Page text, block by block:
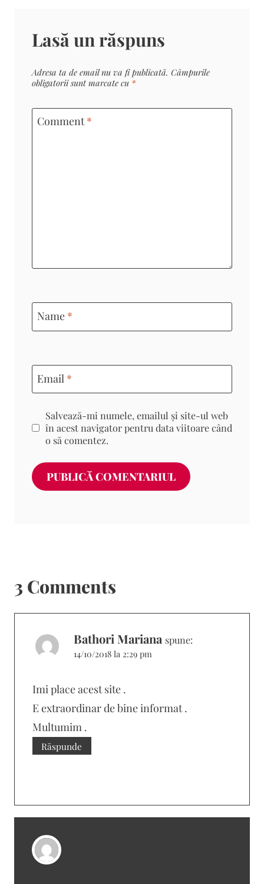
Lasă un răspuns
Adresa ta de email nu va fi publicată. Câmpurile
obligatorii sunt marcate cu *
Comment*
Name *
Email *
Salvează-mi numele, emailul și site-ul web
în acest navigator pentru data viitoare când
o să comentez.
3 Comments
Bathori Mariana spune:
14/10/2018 la 2:29 pm
Imi place acest site .
E extraordinar de bine informat .
Multumim .
Răspunde